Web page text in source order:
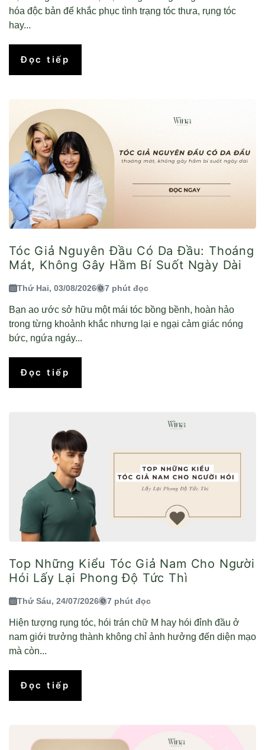
hóa độc bản để khắc phục tình trạng tóc thưa, rụng tóc
hay...
Đọc tiếp
Tóc Giả Nguyên Đầu Có Da Đầu: Thoáng
Mát, Không Gây Hầm Bí Suốt Ngày Dài
Thứ Hai, 03/08/2026 7 phút đọc
Bạn ao ước sở hữu một mái tóc bồng bềnh, hoàn hảo
trong từng khoảnh khắc nhưng lại e ngại cảm giác nóng
bức, ngứa ngáy...
Đọc tiếp
Top Những Kiểu Tóc Giả Nam Cho Người
Hói Lấy Lại Phong Độ Tức Thì
Thứ Sáu, 24/07/2026 7 phút đọc
Hiện tượng rụng tóc, hói trán chữ M hay hói đỉnh đầu ở
nam giới trưởng thành không chỉ ảnh hưởng đến diện mạo
mà còn...
Đọc tiếp